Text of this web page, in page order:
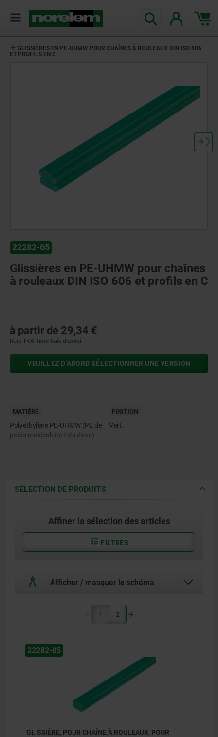
GLISSIÈRES EN PE-UHMW POUR CHAÎNES À ROULEAUX DIN ISO 606
ET PROFILS EN C
22282-05
Glissières en PE-UHMW pour chaînes
à rouleaux DIN ISO 606 et profils en C
à partir de 29,34 €
hors TVA hors frais d’envoi
VEUILLEZ D’ABORD SÉLECTIONNER UNE VERSION
MATIÈRE
Polyéthylène PE-UHMW (PE de
poids moléculaire très élevé).
FINITION
Vert.
SÉLECTION DE PRODUITS
Affiner la sélection des articles
FILTRES
Afficher / masquer le schéma
1 2
22282-05
GLISSIÈRE, POUR CHAÎNE À ROULEAUX, POUR